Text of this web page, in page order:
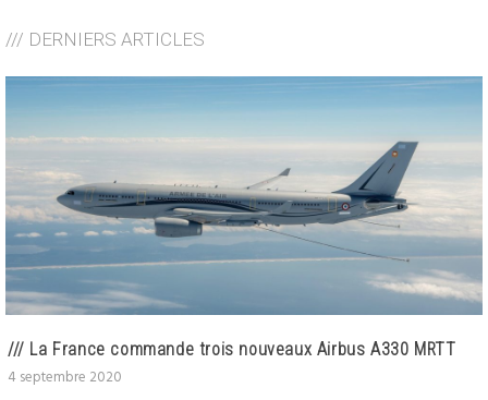
/// DERNIERS ARTICLES
/// La France commande trois nouveaux Airbus A330 MRTT
4 septembre 2020